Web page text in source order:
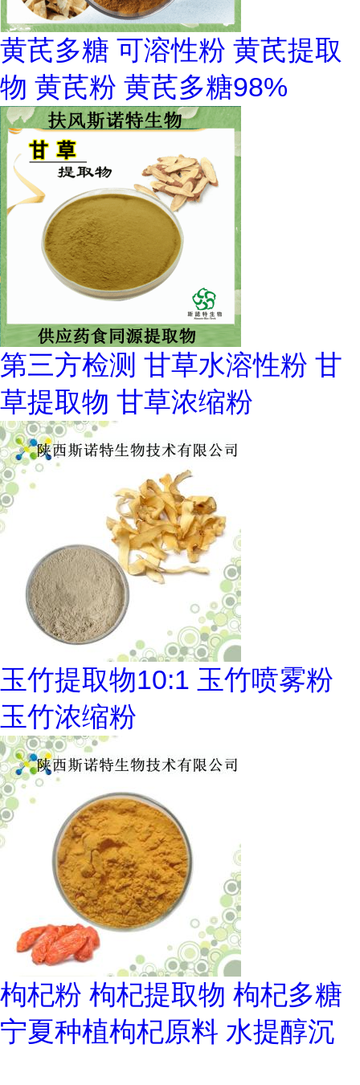
黄芪多糖 可溶性粉 黄芪提取
物 黄芪粉 黄芪多糖98%
第三方检测 甘草水溶性粉 甘
草提取物 甘草浓缩粉
玉竹提取物10:1 玉竹喷雾粉
玉竹浓缩粉
枸杞粉 枸杞提取物 枸杞多糖
宁夏种植枸杞原料 水提醇沉